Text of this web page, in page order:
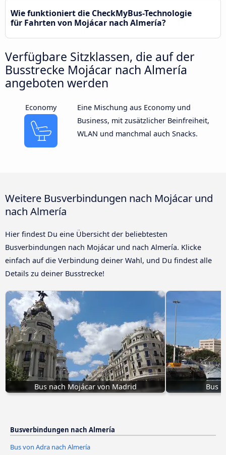
Wie funktioniert die CheckMyBus-Technologie
für Fahrten von Mojácar nach Almería?
Verfügbare Sitzklassen, die auf der
Busstrecke Mojácar nach Almería
angeboten werden
Economy
Eine Mischung aus Economy und
Business, mit zusätzlicher Beinfreiheit,
WLAN und manchmal auch Snacks.
Weitere Busverbindungen nach Mojácar und
nach Almería
Hier findest Du eine Übersicht der beliebtesten
Busverbindungen nach Mojácar und nach Almería. Klicke
einfach auf die Verbindung deiner Wahl, und Du findest alle
Details zu deiner Busstrecke!
Bus nach Mojácar von Madrid Bus
Busverbindungen nach Almería
Bus von Adra nach Almería